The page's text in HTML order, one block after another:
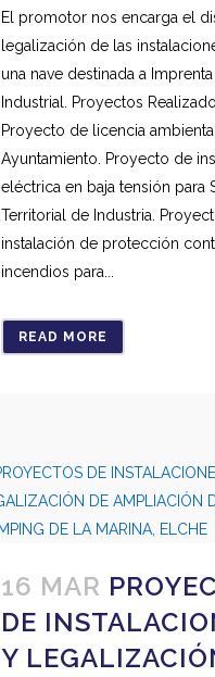
El promotor nos encarga el
legalización de las
una nave destinada a Imprenta
Industrial. Proyectos
Proyecto de licencia
Ayuntamiento. Proyecto de
eléctrica en baja tensión para
Territorial de Industria.
instalación de protección
incendios para...
READ MORE
16 MAR
DE
Y